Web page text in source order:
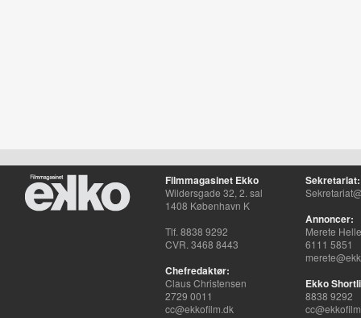
Filmmagasinet Ekko
Wildersgade 32, 2. sal
1408 København K
Tlf. 8838 9292
CVR. 3468 8443
Chefredaktør:
Claus Christensen
2729 0011
cc@ekkofilm.dk
Sekretariat:
Annoncer:
Merete
6111 5851
Ekko
8838 9292